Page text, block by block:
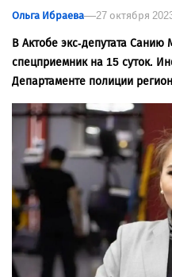
Ольга Ибраева 27 октября
В Актобе экс-депутата
спецприемник на 15 суток.
Департаменте полиции